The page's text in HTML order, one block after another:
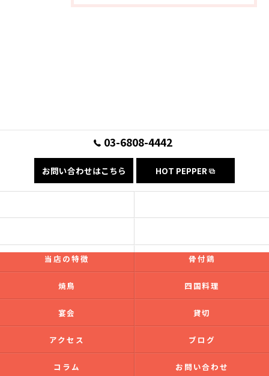
03-6808-4442
お問い合わせはこちら HOT PEPPER
当店の特徴 骨付鶏
焼鳥 四国料理
宴会 貸切
アクセス ブログ
コラム お問い合わせ